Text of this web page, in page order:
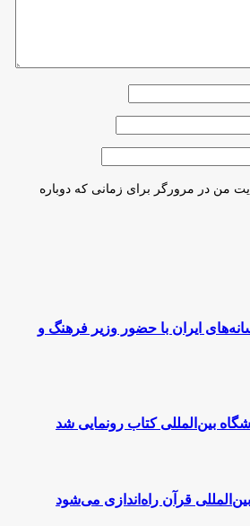
من در مرورگر برای زمانی که دوباره
ایران با حضور وزیر فرهنگ و
بین‌المللی کتاب رونمایی شد
قرآن راه‌اندازی می‌شود